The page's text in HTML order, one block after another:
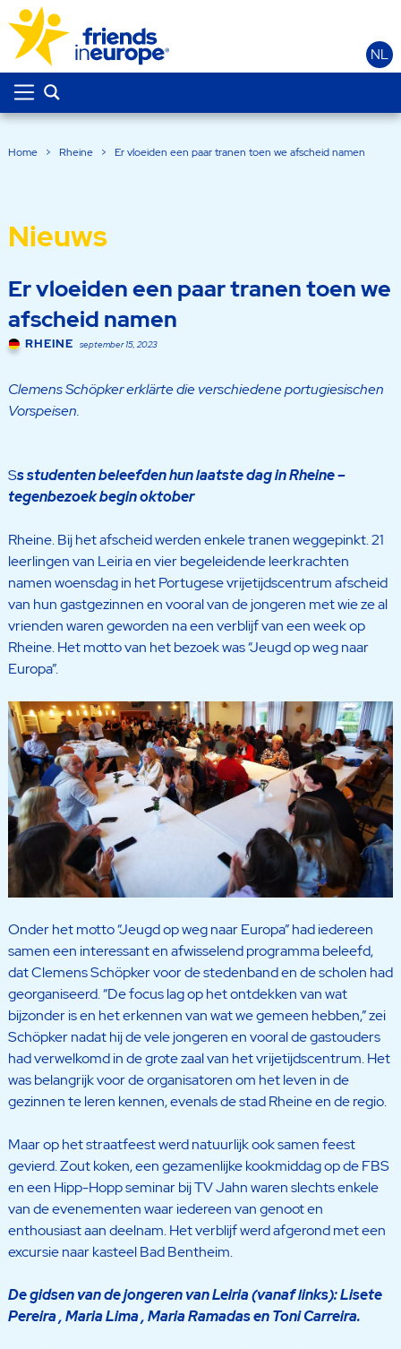
NL
Home > Rheine > Er vloeiden een paar tranen toen we afscheid namen
Nieuws
Er vloeiden een paar tranen toen we
afscheid namen
RHEINE september 15, 2023
Clemens Schöpker erklärte die verschiedene portugiesischen
Vorspeisen.
Ss studenten beleefden hun laatste dag in Rheine –
tegenbezoek begin oktober
Rheine. Bij het afscheid werden enkele tranen weggepinkt. 21
leerlingen van Leiria en vier begeleidende leerkrachten
namen woensdag in het Portugese vrijetijdscentrum afscheid
van hun gastgezinnen en vooral van de jongeren met wie ze al
vrienden waren geworden na een verblijf van een week op
Rheine. Het motto van het bezoek was “Jeugd op weg naar
Europa”.
Onder het motto “Jeugd op weg naar Europa” had iedereen
samen een interessant en afwisselend programma beleefd,
dat Clemens Schöpker voor de stedenband en de scholen had
georganiseerd. “De focus lag op het ontdekken van wat
bijzonder is en het erkennen van wat we gemeen hebben,” zei
Schöpker nadat hij de vele jongeren en vooral de gastouders
had verwelkomd in de grote zaal van het vrijetijdscentrum. Het
was belangrijk voor de organisatoren om het leven in de
gezinnen te leren kennen, evenals de stad Rheine en de regio.
Maar op het straatfeest werd natuurlijk ook samen feest
gevierd. Zout koken, een gezamenlijke kookmiddag op de FBS
en een Hipp-Hopp seminar bij TV Jahn waren slechts enkele
van de evenementen waar iedereen van genoot en
enthousiast aan deelnam. Het verblijf werd afgerond met een
excursie naar kasteel Bad Bentheim.
De gidsen van de jongeren van Leiria (vanaf links): Lisete
Pereira , Maria Lima , Maria Ramadas en Toni Carreira.